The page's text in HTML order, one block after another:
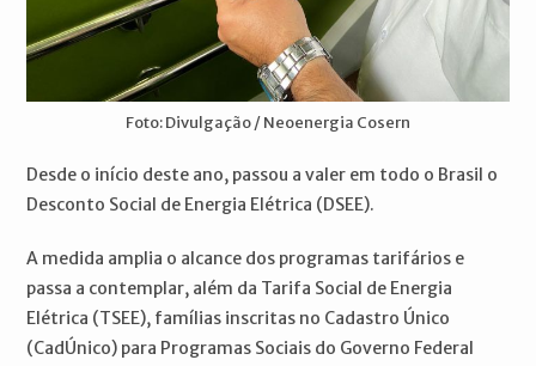
Foto: Divulgação / Neoenergia Cosern
Desde o início deste ano, passou a valer em todo o Brasil o
Desconto Social de Energia Elétrica (DSEE).
A medida amplia o alcance dos programas tarifários e
passa a contemplar, além da Tarifa Social de Energia
Elétrica (TSEE), famílias inscritas no Cadastro Único
(CadÚnico) para Programas Sociais do Governo Federal